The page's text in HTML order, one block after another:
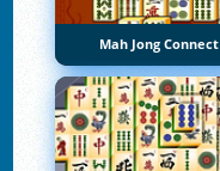
Mah Jong Connect